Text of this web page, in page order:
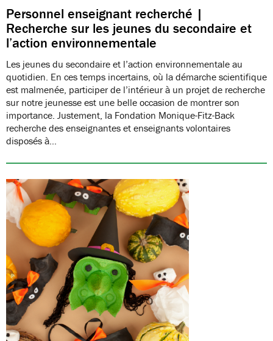
Personnel enseignant recherché |
Recherche sur les jeunes du secondaire et
l’action environnementale
Les jeunes du secondaire et l’action environnementale au
quotidien. En ces temps incertains, où la démarche scientifique
est malmenée, participer de l’intérieur à un projet de recherche
sur notre jeunesse est une belle occasion de montrer son
importance. Justement, la Fondation Monique-Fitz-Back
recherche des enseignantes et enseignants volontaires
disposés à…